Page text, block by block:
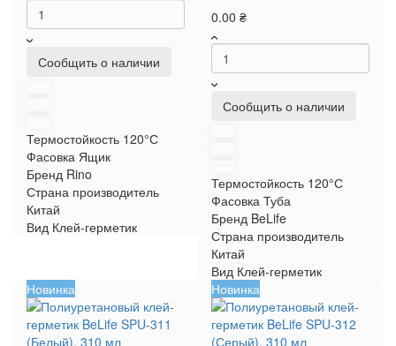
Сообщить о наличии
Термостойкость 120°С
Фасовка Ящик
Бренд Rino
Страна производитель
Китай
Вид Клей-герметик
0.00 ₴
Сообщить о наличии
Термостойкость 120°С
Фасовка Туба
Бренд BeLife
Страна производитель
Китай
Вид Клей-герметик
Новинка
Новинка